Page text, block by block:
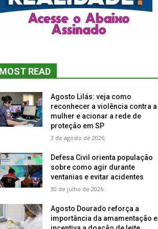
READ
Agosto Lilás: veja como
reconhecer a violência contra a
mulher e acionar a rede de
proteção em SP
3 de agosto de 2026
Defesa Civil orienta população
sobre como agir durante
ventanias e evitar acidentes
30 de julho de 2026
Agosto Dourado reforça a
importância da amamentação e